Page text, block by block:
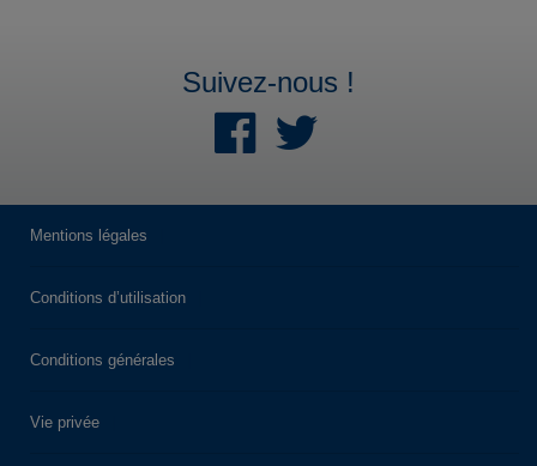
Parking Interparking
Tour Montparnasse
75015 Paris
Suivez-nous !
Mentions légales
Conditions d’utilisation
Conditions générales
Vie privée